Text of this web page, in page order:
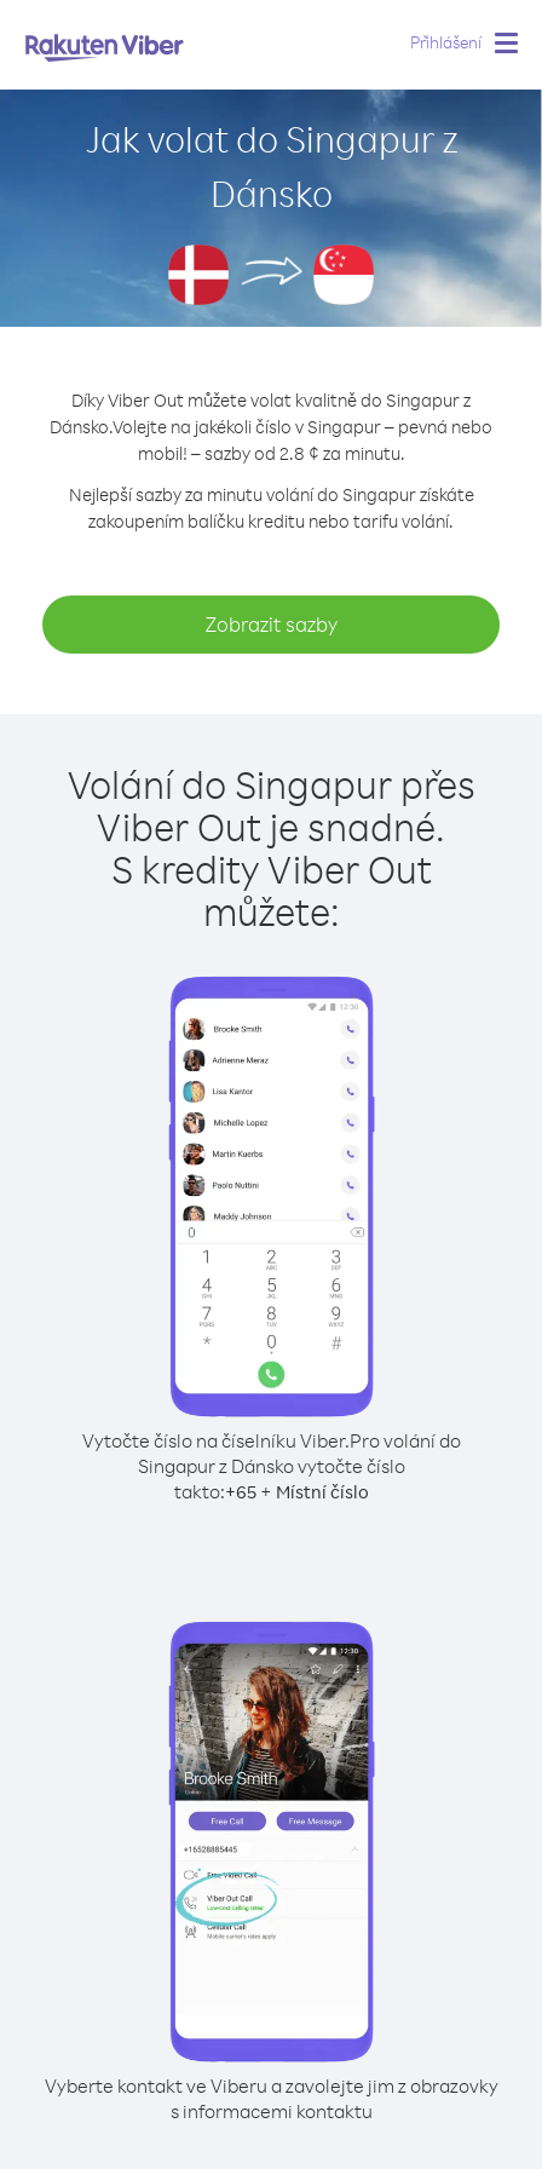
Přihlášení
Jak volat do Singapur z
Dánsko
Díky Viber Out můžete volat kvalitně do Singapur z
Dánsko.Volejte na jakékoli číslo v Singapur – pevná nebo
mobil! – sazby od 2.8 ¢ za minutu.
Nejlepší sazby za minutu volání do Singapur získáte
zakoupením balíčku kreditu nebo tarifu volání.
Zobrazit sazby
Volání do Singapur přes
Viber Out je snadné.
S kredity Viber Out
můžete:
Vytočte číslo na číselníku Viber.Pro volání do
Singapur z Dánsko vytočte číslo
takto:+65+ Místní číslo
Vyberte kontakt ve Viberu a zavolejte jim z obrazovky
s informacemi kontaktu